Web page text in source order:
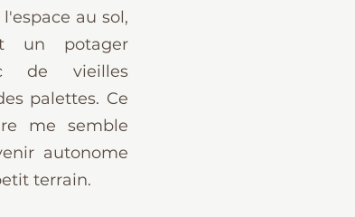
au sol,
un potager
de vieilles
palettes. Ce
me semble
autonome
terrain.